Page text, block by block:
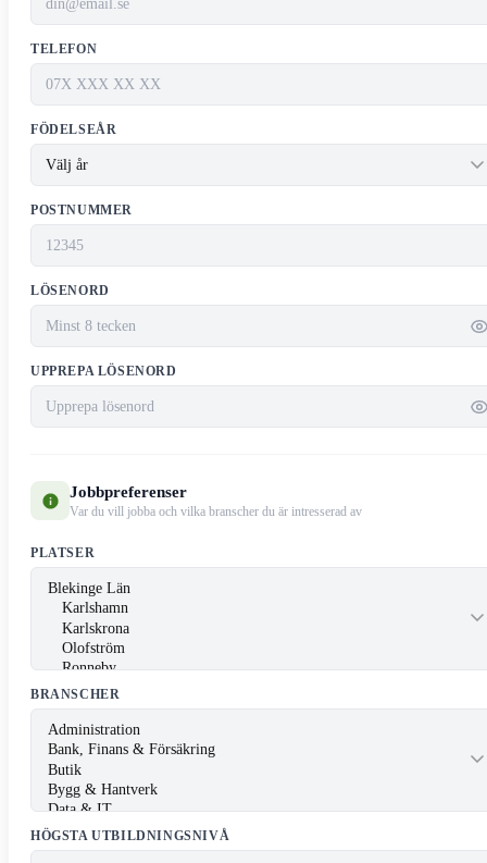
TELEFON
FÖDELSEÅR
POSTNUMMER
LÖSENORD
UPPREPA LÖSENORD
Jobbpreferenser
Var du vill jobba och vilka branscher du är intresserad av
PLATSER
BRANSCHER
HÖGSTA UTBILDNINGSNIVÅ